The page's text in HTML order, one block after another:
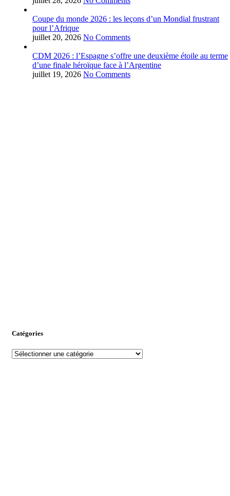
Coupe du monde 2026 : les leçons d’un Mondial frustrant
pour l’Afrique
juillet 20, 2026 No Comments
CDM 2026 : l’Espagne s’offre une deuxième étoile au terme
d’une finale héroïque face à l’Argentine
juillet 19, 2026 No Comments
Catégories
Catégories